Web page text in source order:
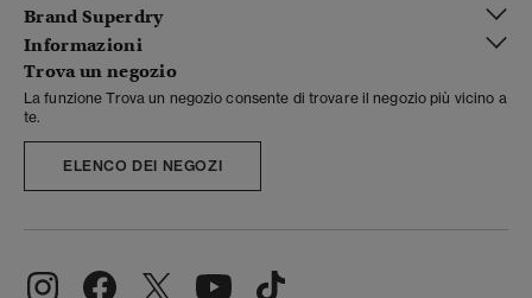
Brand Superdry
Informazioni
Trova un negozio
La funzione Trova un negozio consente di trovare il negozio più vicino a
te.
ELENCO DEI NEGOZI